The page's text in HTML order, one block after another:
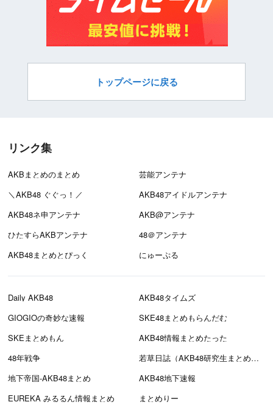
トップページに戻る
リンク集
AKBまとめのまとめ
芸能アンテナ
＼AKB48 ぐぐっ！／
AKB48アイドルアンテナ
AKB48ネ申アンテナ
AKB@アンテナ
ひたすらAKBアンテナ
48＠アンテナ
AKB48まとめとぴっく
にゅーぷる
Daily AKB48
AKB48タイムズ
GIOGIOの奇妙な速報
SKE48まとめもらんだむ
SKEまとめもん
AKB48情報まとめたった
48年戦争
若草日誌（AKB48研究生まとめブログ）
地下帝国-AKB48まとめ
AKB48地下速報
EUREKA みるるん情報まとめ
まとめりー